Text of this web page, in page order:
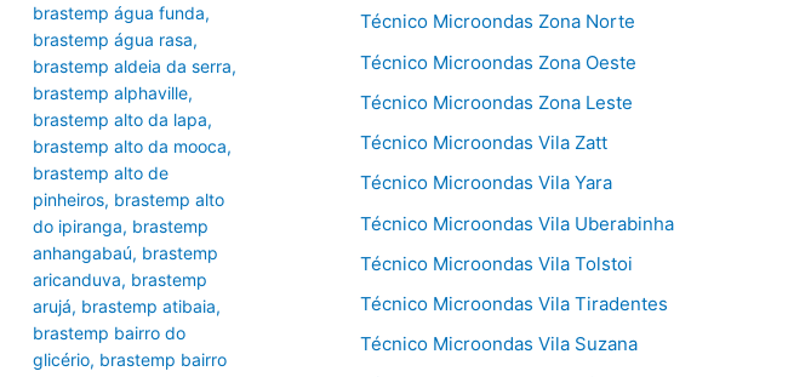
brastemp água funda,
brastemp água rasa,
brastemp aldeia da serra,
brastemp alphaville,
brastemp alto da lapa,
brastemp alto da mooca,
brastemp alto de
pinheiros, brastemp alto
do ipiranga, brastemp
anhangabaú, brastemp
aricanduva, brastemp
arujá, brastemp atibaia,
brastemp bairro do
glicério, brastemp bairro
Técnico Microondas Zona Norte
Técnico Microondas Zona Oeste
Técnico Microondas Zona Leste
Técnico Microondas Vila Zatt
Técnico Microondas Vila Yara
Técnico Microondas Vila Uberabinha
Técnico Microondas Vila Tolstoi
Técnico Microondas Vila Tiradentes
Técnico Microondas Vila Suzana